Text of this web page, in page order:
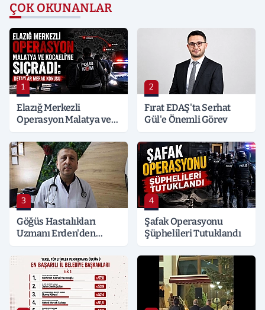
ÇOK OKUNANLAR
1
Elazığ Merkezli
Operasyon Malatya ve
Detaylar Merak Konusu
2
Fırat EDAŞ'ta Serhat
Gül'e Önemli Görev
3
Göğüs Hastalıkları
Uzmanı Erden'den
4
Şafak Operasyonu
Şüphelileri Tutuklandı